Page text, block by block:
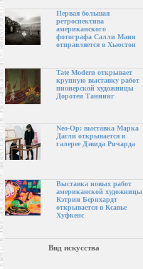
Первая большая
ретроспектива
американского
фотографа Салли Манн
отправляется в Хьюстон
Tate Modern открывает
крупную выставку работ
пионерской художницы
Доротеи Таннинг
Neo-Op: выставка Марка
Дагли открывается в
галерее Дэвида Ричарда
Выставка новых работ
американской художницы
Кэтрин Бернхардт
открывается в Ксавье
Хуфкенс
Вид искусства